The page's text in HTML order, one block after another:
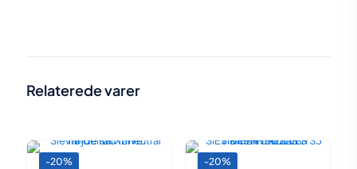
Relaterede varer
-20% -20%